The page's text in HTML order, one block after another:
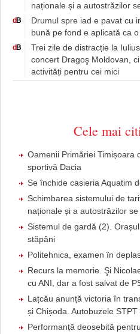
naționale și a autostrăzilor
d B
Drumul spre iad e pavat cu
bună pe fond e aplicată ca
d B
Trei zile de distracție la
concert Dragoş Moldovan,
activități pentru cei mici
Cele mai
Oamenii Primăriei Timișoara
sportivă Dacia
Se închide casieria Aquatim
Schimbarea sistemului de
naționale și a autostrăzilor
Sistemul de gardă (2).
stăpâni
Politehnica, examen în
Recurs la memorie. Şi
cu ANI, dar a fost salvat de
Lațcău anunță victoria în
și Chișoda. Autobuzele
Performanță deosebită